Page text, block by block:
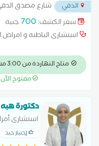
الدقي شارع مصدق
سعر الكشف:700 جنيه
استشارى الباطنه و امراض
متاح النهاردة من 3:00 مساءً
مفتوح الآن
دكتورة
استشارى
العينى،
إختيار جيد